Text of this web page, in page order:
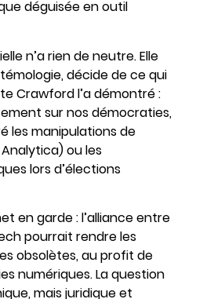
déguisée en outil
n’a rien de neutre. Elle
décide de ce qui
Crawford l’a démontré :
sur nos démocraties,
les manipulations de
ou les
lors d’élections
en garde : l’alliance entre
pourrait rendre les
obsolètes, au profit de
numériques. La question
mais juridique et